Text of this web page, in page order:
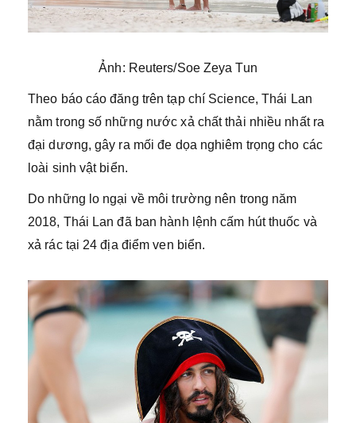
Ảnh: Reuters/Soe Zeya Tun
Theo báo cáo đăng trên tạp chí Science, Thái Lan
nằm trong số những nước xả chất thải nhiều nhất ra
đại dương, gây ra mối đe dọa nghiêm trọng cho các
loài sinh vật biển.
Do những lo ngại về môi trường nên trong năm
2018, Thái Lan đã ban hành lệnh cấm hút thuốc và
xả rác tại 24 địa điểm ven biển.